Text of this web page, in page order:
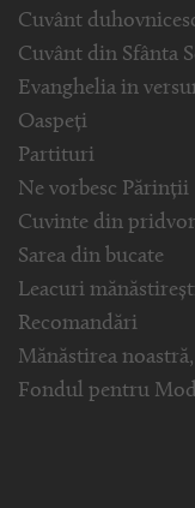
Cuvânt
Cuvânt din Sfânta
Evanghelia in
Oaspeți
Partituri
Ne vorbesc Părinții
Cuvinte din pridvor
Sarea din bucate
Leacuri
Recomandări
Mănăstirea
Fondul pentru